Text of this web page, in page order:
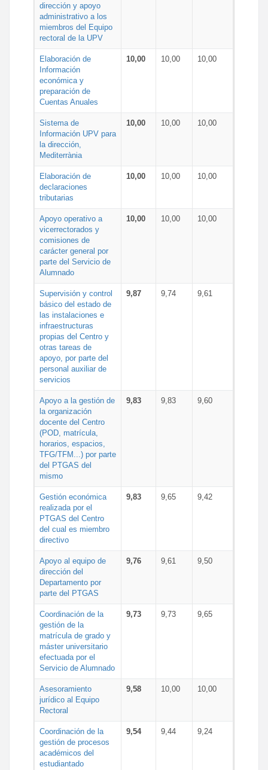
dirección y apoyo
administrativo a los
miembros del Equipo
rectoral de la UPV
Elaboración de
Información
económica y
preparación de
Cuentas Anuales
10,00 10,00 10,00
Sistema de
Información UPV para
la dirección,
Mediterrània
10,00 10,00 10,00
Elaboración de
declaraciones
tributarias
10,00 10,00 10,00
Apoyo operativo a
vicerrectorados y
comisiones de
carácter general por
parte del Servicio de
Alumnado
10,00 10,00 10,00
Supervisión y control
básico del estado de
las instalaciones e
infraestructuras
propias del Centro y
otras tareas de
apoyo, por parte del
personal auxiliar de
servicios
9,87 9,74 9,61
Apoyo a la gestión de
la organización
docente del Centro
(POD, matrícula,
horarios, espacios,
TFG/TFM...) por parte
del PTGAS del
mismo
9,83 9,83 9,60
Gestión económica
realizada por el
PTGAS del Centro
del cual es miembro
directivo
9,83 9,65 9,42
Apoyo al equipo de
dirección del
Departamento por
parte del PTGAS
9,76 9,61 9,50
Coordinación de la
gestión de la
matrícula de grado y
máster universitario
efectuada por el
Servicio de Alumnado
9,73 9,73 9,65
Asesoramiento
jurídico al Equipo
Rectoral
9,58 10,00 10,00
Coordinación de la
gestión de procesos
académicos del
estudiantado
9,54 9,44 9,24